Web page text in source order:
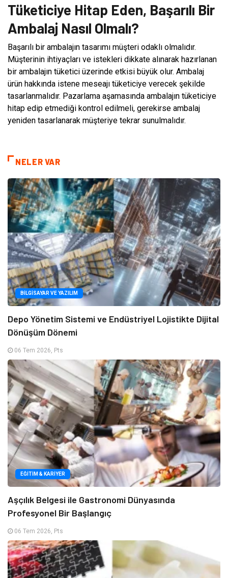
Tüketiciye Hitap Eden, Başarılı Bir
Ambalaj Nasıl Olmalı?
Başarılı bir ambalajın tasarımı müşteri odaklı olmalıdır.
Müşterinin ihtiyaçları ve istekleri dikkate alınarak hazırlanan
bir ambalajın tüketici üzerinde etkisi büyük olur. Ambalaj
ürün hakkında istene meseajı tüketiciye verecek şekilde
tasarlanmalıdır. Pazarlama aşamasında ambalajın tüketiciye
hitap edip etmediği kontrol edilmeli, gerekirse ambalaj
yeniden tasarlanarak müşteriye tekrar sunulmalıdır.
NELER VAR
BILGISAYAR VE YAZILIM
Depo Yönetim Sistemi ve Endüstriyel Lojistikte Dijital
Dönüşüm Dönemi
06 Tem 2026, Pts
EĞITIM & KARIYER
Aşçılık Belgesi ile Gastronomi Dünyasında
Profesyonel Bir Başlangıç
06 Tem 2026, Pts